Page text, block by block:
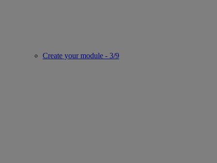
Create your module - 3/9